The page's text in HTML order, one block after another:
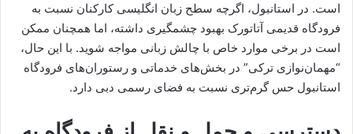
است. در استانبول، اگرچه سطح زبان انگلیسی کارکنان نسبت به
فرودگاه قدیمی آتاتورک بهبود چشمگیری داشته، اما همچنان ممکن
است در برخی موارد خاص با چالش زبانی مواجه شوید. با این حال،
“مهمان‌نوازی ترکی” در بخش‌های خدماتی و رستوران‌های فرودگاه
استانبول حس گرم‌تری نسبت به فضای رسمی دبی دارد.